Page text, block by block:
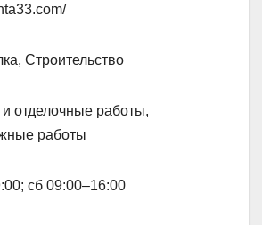
Строительство
отделочные работы,
работы
сб 09:00–16:00